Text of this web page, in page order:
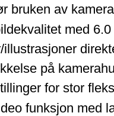
bruken av
med
på
for stor
funksjon med